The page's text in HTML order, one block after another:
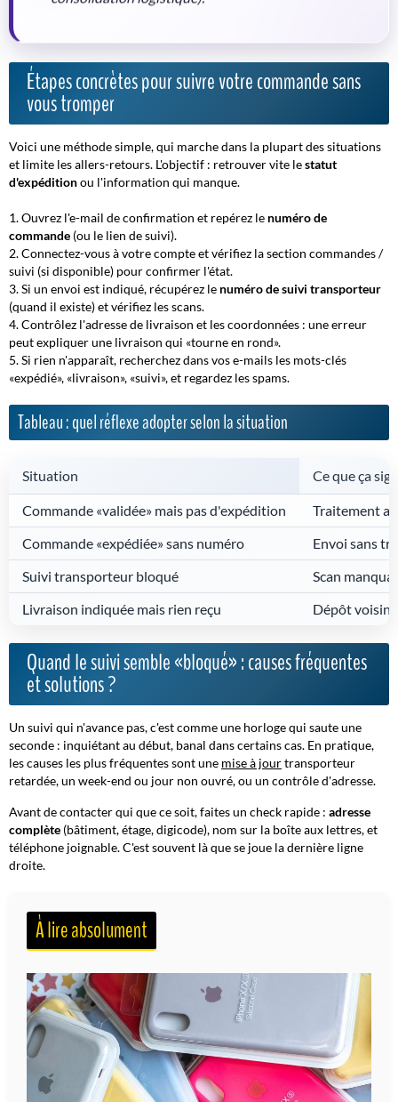
Étapes concrètes pour suivre votre commande sans
vous tromper
Voici une méthode simple, qui marche dans la plupart des situations
et limite les allers-retours. L'objectif : retrouver vite lestatut
d'expéditionou l'information qui manque.
Ouvrez l'e-mail de confirmation et repérez le numéro de
commande (ou le lien de suivi).
Connectez-vous à votre compte et vérifiez la section commandes /
suivi (si disponible) pour confirmer l'état.
Si un envoi est indiqué, récupérez le numéro de suivi transporteur
(quand il existe) et vérifiez les scans.
Contrôlez l'adresse de livraison et les coordonnées : une erreur
peut expliquer une livraison qui «tourne en rond».
Si rien n'apparaît, recherchez dans vos e-mails les mots-clés
«expédié», «livraison», «suivi», et regardez les spams.
Tableau : quel réflexe adopter selon la situation
Situation Ce que ça
Commande «validée» mais pas d'expédition
Traitement
Commande «expédiée» sans numéro
Envoi sans
Suivi transporteur bloqué
Scan
Livraison indiquée mais rien reçu
Dépôt voisin/
Quand le suivi semble «bloqué» : causes fréquentes
et solutions ?
Un suivi qui n'avance pas, c'est comme une horlogequi saute une
seconde : inquiétant au début, banal dans certains cas. En pratique,
les causes les plus fréquentes sont une mise à jourtransporteur
retardée, un week-end ou jour non ouvré, ou un contrôle d'adresse.
Avant de contacter qui que ce soit, faites un check rapide : adresse
complète (bâtiment, étage, digicode), nom sur la boîte aux lettres, et
téléphone joignable. C'est souvent là que se joue la dernière ligne
droite.
À lire absolument